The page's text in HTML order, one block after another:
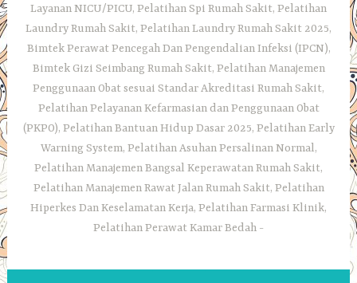
Layanan NICU/PICU, Pelatihan Spi Rumah Sakit, Pelatihan
Laundry Rumah Sakit, Pelatihan Laundry Rumah Sakit 2025,
Bimtek Perawat Pencegah Dan Pengendalian Infeksi (IPCN),
Bimtek Gizi Seimbang Rumah Sakit, Pelatihan Manajemen
Penggunaan Obat sesuai Standar Akreditasi Rumah Sakit,
Pelatihan Pelayanan Kefarmasian dan Penggunaan Obat
(PKPO), Pelatihan Bantuan Hidup Dasar 2025, Pelatihan Early
Warning System, Pelatihan Asuhan Persalinan Normal,
Pelatihan Manajemen Bangsal Keperawatan Rumah Sakit,
Pelatihan Manajemen Rawat Jalan Rumah Sakit, Pelatihan
Hiperkes Dan Keselamatan Kerja, Pelatihan Farmasi Klinik,
Pelatihan Perawat Kamar Bedah